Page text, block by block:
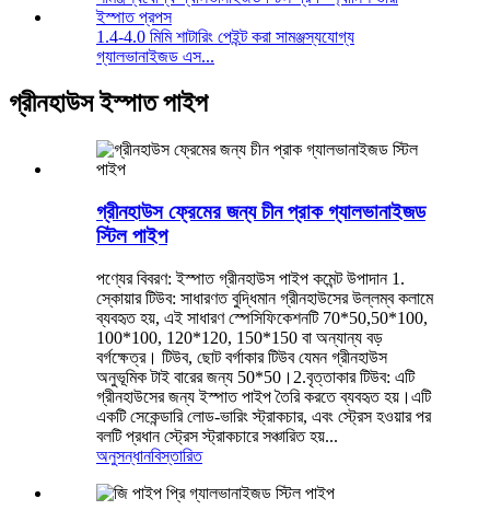
1.4-4.0 মিমি শাটারিং পেইন্ট করা সামঞ্জস্যযোগ্য
গ্যালভানাইজড এস...
গ্রীনহাউস ইস্পাত পাইপ
গ্রীনহাউস ফ্রেমের জন্য চীন প্রাক গ্যালভানাইজড
স্টিল পাইপ
পণ্যের বিবরণ: ইস্পাত গ্রীনহাউস পাইপ কমেন্ট উপাদান 1.
স্কোয়ার টিউব: সাধারণত বুদ্ধিমান গ্রীনহাউসের উল্লম্ব কলামে
ব্যবহৃত হয়, এই সাধারণ স্পেসিফিকেশনটি 70*50,50*100,
100*100, 120*120, 150*150 বা অন্যান্য বড়
বর্গক্ষেত্র। টিউব, ছোট বর্গাকার টিউব যেমন গ্রীনহাউস
অনুভূমিক টাই বারের জন্য 50*50।2.বৃত্তাকার টিউব: এটি
গ্রীনহাউসের জন্য ইস্পাত পাইপ তৈরি করতে ব্যবহৃত হয়।এটি
একটি সেকেন্ডারি লোড-ভারিং স্ট্রাকচার, এবং স্ট্রেস হওয়ার পর
বলটি প্রধান স্ট্রেস স্ট্রাকচারে সঞ্চারিত হয়...
অনুসন্ধানবিস্তারিত